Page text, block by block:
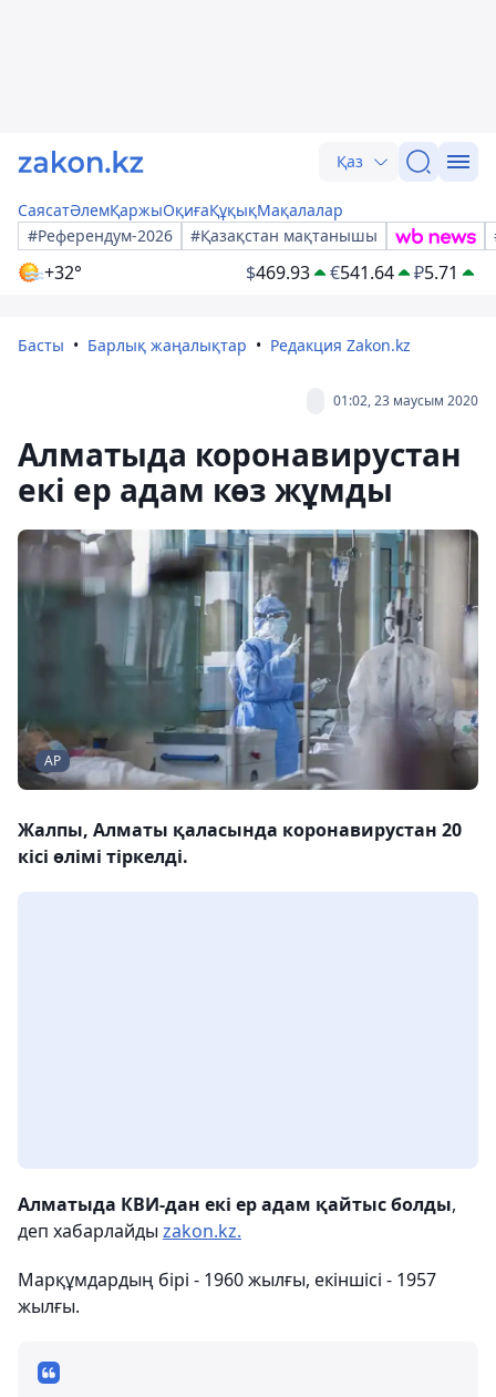
Қаз
СаясатӘлемҚаржыОқиғаҚұқықМақалалар
#Референдум-2026
#Қазақстан мақтанышы
+32° $469.93 €541.64 ₽5.71
Басты Барлық жаңалықтар Редакция Zakon.kz
01:02, 23 маусым 2020
Алматыда коронавирустан
екі ер адам көз жұмды
АР
Жалпы, Алматы қаласында коронавирустан 20
кісі өлімі тіркелді.
Алматыда КВИ-дан екі ер адам қайтыс болды,
деп хабарлайды zakon.kz.
Марқұмдардың бірі - 1960 жылғы, екіншісі - 1957
жылғы.